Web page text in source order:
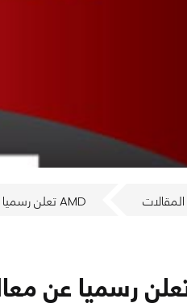
المقالات AMD تعلن رسميا عن معالجاتها الرسومية R9/R7/R5 M200 الموجهة للموبايل